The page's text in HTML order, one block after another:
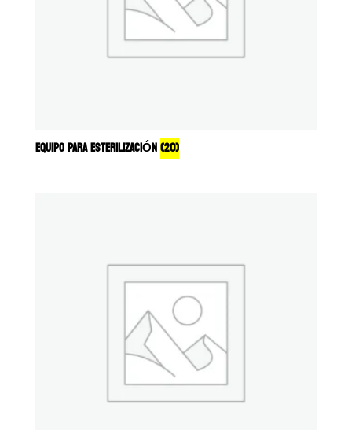
EQUIPO PARA ESTERILIZACIÓN(20)